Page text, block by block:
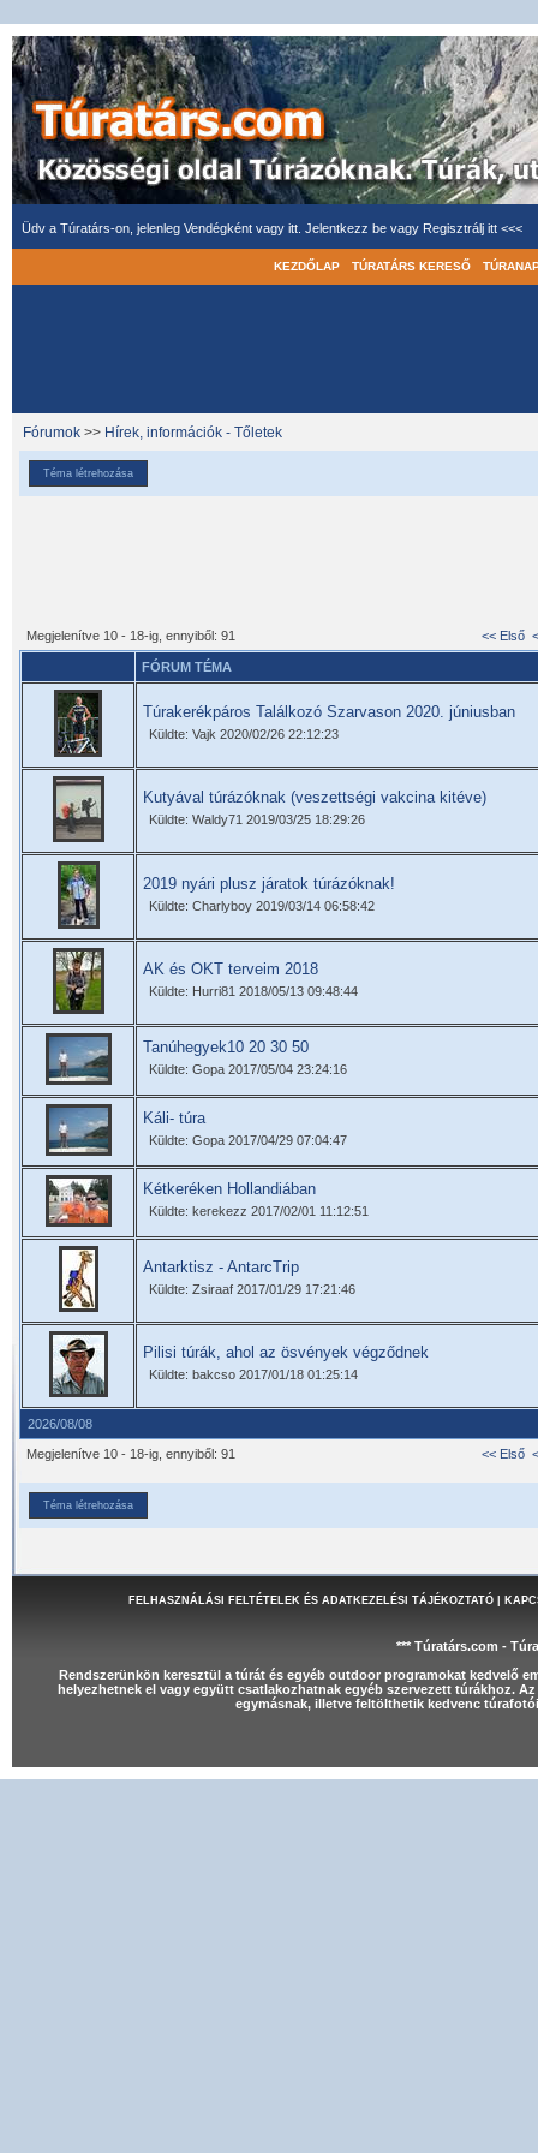
Üdv a Túratárs-on, jelenleg Vendégként vagy itt. Jelentkezz be vagy Regisztrálj itt <<<
KEZDŐLAP TÚRATÁRS KERESŐ
Fórumok >> Hírek, információk - Tőletek
Téma létrehozása
Megjelenítve 10 - 18-ig, ennyiből: 91 << Első
FÓRUM TÉMA
Túrakerékpáros Találkozó Szarvason 2020. júniusban
Küldte: Vajk 2020/02/26 22:12:23
Kutyával túrázóknak (veszettségi vakcina kitéve)
Küldte: Waldy71 2019/03/25 18:29:26
2019 nyári plusz járatok túrázóknak!
Küldte: Charlyboy 2019/03/14 06:58:42
AK és OKT terveim 2018
Küldte: Hurri81 2018/05/13 09:48:44
Tanúhegyek10 20 30 50
Küldte: Gopa 2017/05/04 23:24:16
Káli- túra
Küldte: Gopa 2017/04/29 07:04:47
Kétkeréken Hollandiában
Küldte: kerekezz 2017/02/01 11:12:51
Antarktisz - AntarcTrip
Küldte: Zsiraaf 2017/01/29 17:21:46
Pilisi túrák, ahol az ösvények végződnek
Küldte: bakcso 2017/01/18 01:25:14
2026/08/08
Megjelenítve 10 - 18-ig, ennyiből: 91 << Első
Téma létrehozása
FELHASZNÁLÁSI FELTÉTELEK ÉS ADATKEZELÉSI TÁJÉKOZTATÓ|
*** Túratárs.com -
Rendszerünkön keresztül a túrát és egyéb outdoor programokat kedvelő
helyezhetnek el vagy együtt csatlakozhatnak egyéb szervezett túrákhoz.
egymásnak, illetve feltölthetik kedvenc